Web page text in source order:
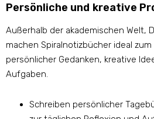
Persönliche und kreative
Außerhalb der akademischen Welt,
machen Spiralnotizbücher ideal zum
persönlicher Gedanken, kreative
Aufgaben.
Schreiben persönlicher